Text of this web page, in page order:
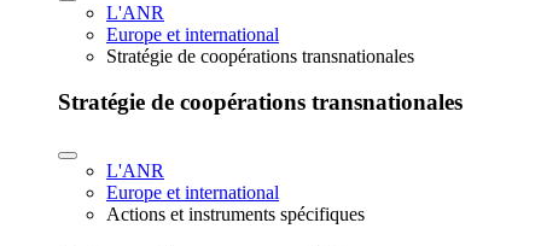
L'ANR
Europe et international
Stratégie de coopérations transnationales
Stratégie de coopérations transnationales
L'ANR
Europe et international
Actions et instruments spécifiques